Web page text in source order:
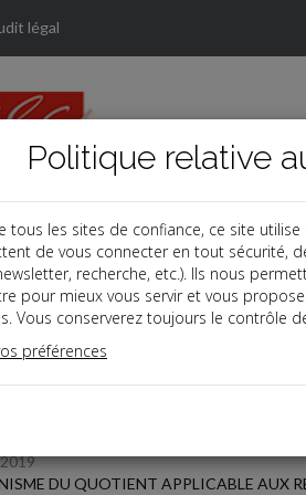
légal
dernières dépêches
DU QUOTIENT APPLICABLE AUX
Politique relative
tous les sites de confiance, ce site
de vous connecter en tout sécurité,
recherche, etc.). Ils nous
pour mieux vous servir et vous
Vous conserverez toujours le contrôle
préférences